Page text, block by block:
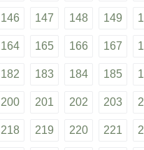
146 147 148 149
164 165 166 167
182 183 184 185
200 201 202 203
218 219 220 221